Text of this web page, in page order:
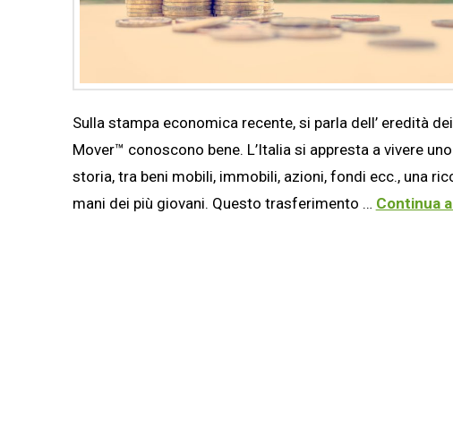
Sulla stampa economica recente, si parla dell’ eredità
Mover™ conoscono bene. L’Italia si appresta a vivere
storia, tra beni mobili, immobili, azioni, fondi ecc., una
mani dei più giovani. Questo trasferimento … Continua